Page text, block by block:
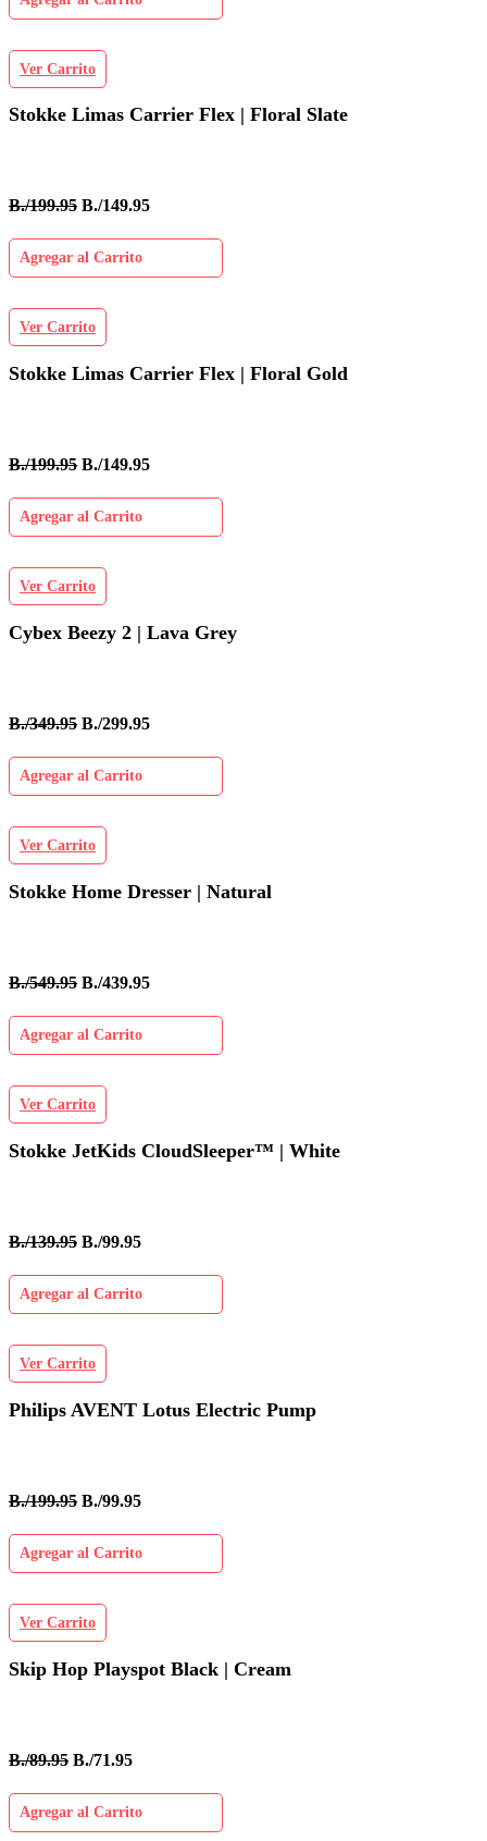
Ver Carrito
Stokke Limas Carrier Flex | Floral Slate
B./199.95 B./149.95
Agregar al Carrito
Ver Carrito
Stokke Limas Carrier Flex | Floral Gold
B./199.95 B./149.95
Agregar al Carrito
Ver Carrito
Cybex Beezy 2 | Lava Grey
B./349.95 B./299.95
Agregar al Carrito
Ver Carrito
Stokke Home Dresser | Natural
B./549.95 B./439.95
Agregar al Carrito
Ver Carrito
Stokke JetKids CloudSleeper™ | White
B./139.95 B./99.95
Agregar al Carrito
Ver Carrito
Philips AVENT Lotus Electric Pump
B./199.95 B./99.95
Agregar al Carrito
Ver Carrito
Skip Hop Playspot Black | Cream
B./89.95 B./71.95
Agregar al Carrito